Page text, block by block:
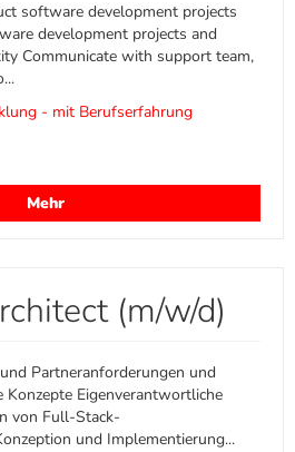
software development projects
development projects and
Communicate with support team,
- mit Berufserfahrung
Mehr
(m/w/d)
Partneranforderungen und
Konzepte Eigenverantwortliche
von Full-Stack-
und Implementierung...